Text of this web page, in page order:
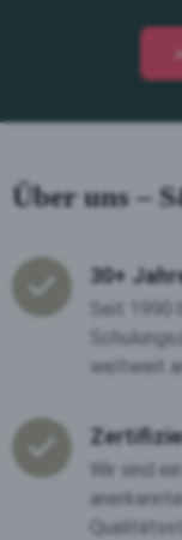
Über uns –
30+
Seit
weltweit
Wir sind